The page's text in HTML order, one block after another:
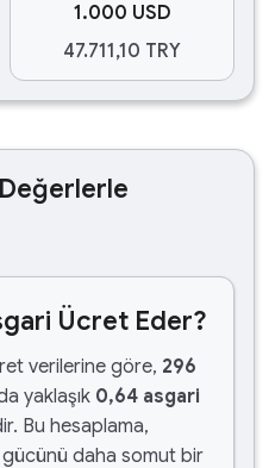
1.000 USD
47.711,10 TRY
Değerlerle
Ücret Eder?
verilerine göre, 296
yaklaşık 0,64 asgari
Bu hesaplama,
gücünü daha somut bir